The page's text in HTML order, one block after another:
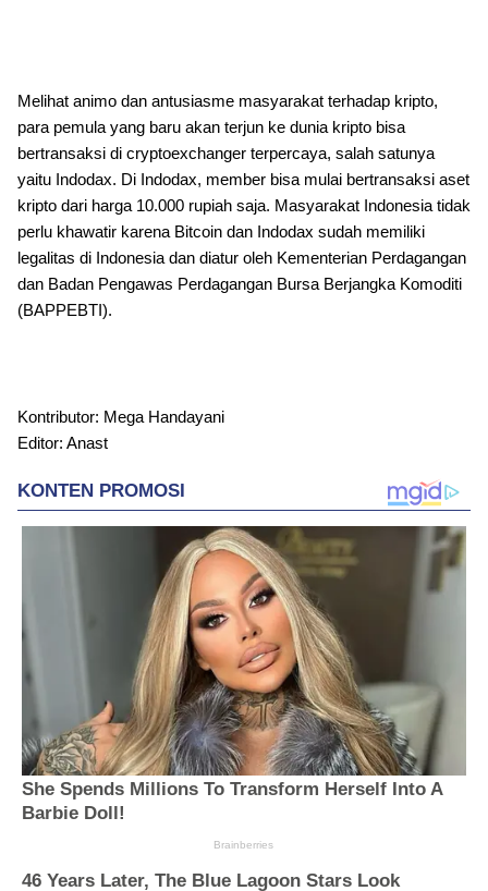
Melihat animo dan antusiasme masyarakat terhadap kripto,
para pemula yang baru akan terjun ke dunia kripto bisa
bertransaksi di cryptoexchanger terpercaya, salah satunya
yaitu Indodax. Di Indodax, member bisa mulai bertransaksi aset
kripto dari harga 10.000 rupiah saja. Masyarakat Indonesia tidak
perlu khawatir karena Bitcoin dan Indodax sudah memiliki
legalitas di Indonesia dan diatur oleh Kementerian Perdagangan
dan Badan Pengawas Perdagangan Bursa Berjangka Komoditi
(BAPPEBTI).
Kontributor: Mega Handayani
Editor: Anast